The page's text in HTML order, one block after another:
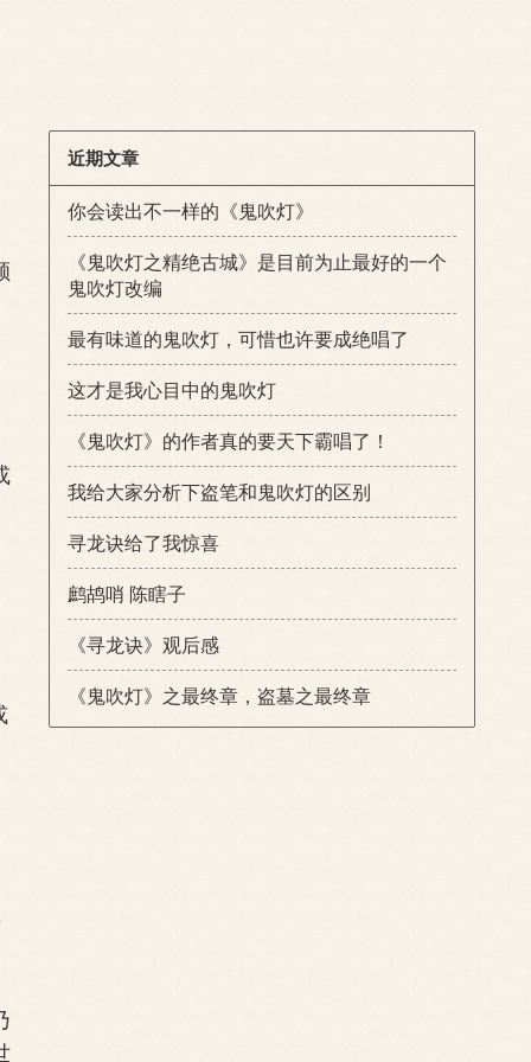
近期文章
你会读出不一样的《鬼吹灯》
《鬼吹灯之精绝古城》是目前为止最好的一个
鬼吹灯改编
最有味道的鬼吹灯，可惜也许要成绝唱了
这才是我心目中的鬼吹灯
《鬼吹灯》的作者真的要天下霸唱了！
我给大家分析下盗笔和鬼吹灯的区别
寻龙诀给了我惊喜
鹧鸪哨 陈瞎子
《寻龙诀》观后感
《鬼吹灯》之最终章，盗墓之最终章